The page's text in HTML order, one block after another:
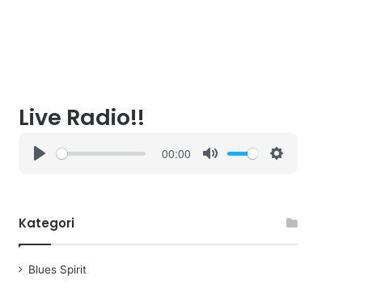
Live Radio!!
y
00:00
i
Kategori
Blues Spirit